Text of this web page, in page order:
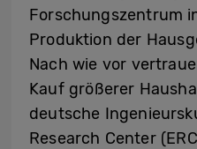
Forschungszentrum
Produktion der
Nach wie vor
Kauf größerer
deutsche
Research Center